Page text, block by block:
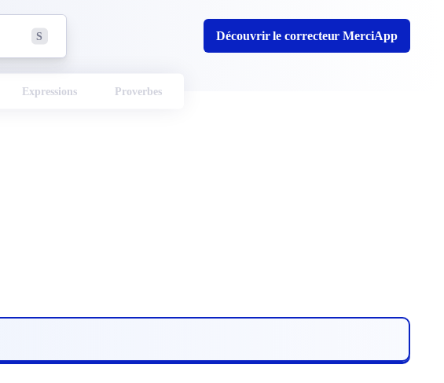
S Découvrir le correcteur MerciApp
Expressions Proverbes